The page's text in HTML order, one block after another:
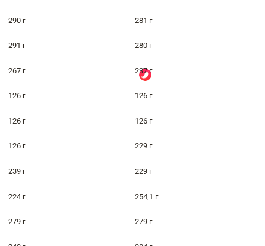
290 г 281 г
291 г 280 г
267 г 237 г
126 г 126 г
126 г 126 г
126 г 229 г
239 г 229 г
224 г 254,1 г
279 г 279 г